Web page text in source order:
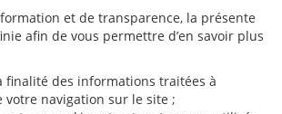
et de transparence, la présente
afin de vous permettre d’en savoir plus
finalité des informations traitées à
votre navigation sur le site ;